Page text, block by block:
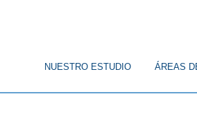
NUESTRO ESTUDIO ÁREAS